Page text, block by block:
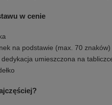
w cenie
na podstawie (max. 70 znaków)
umieszczona na